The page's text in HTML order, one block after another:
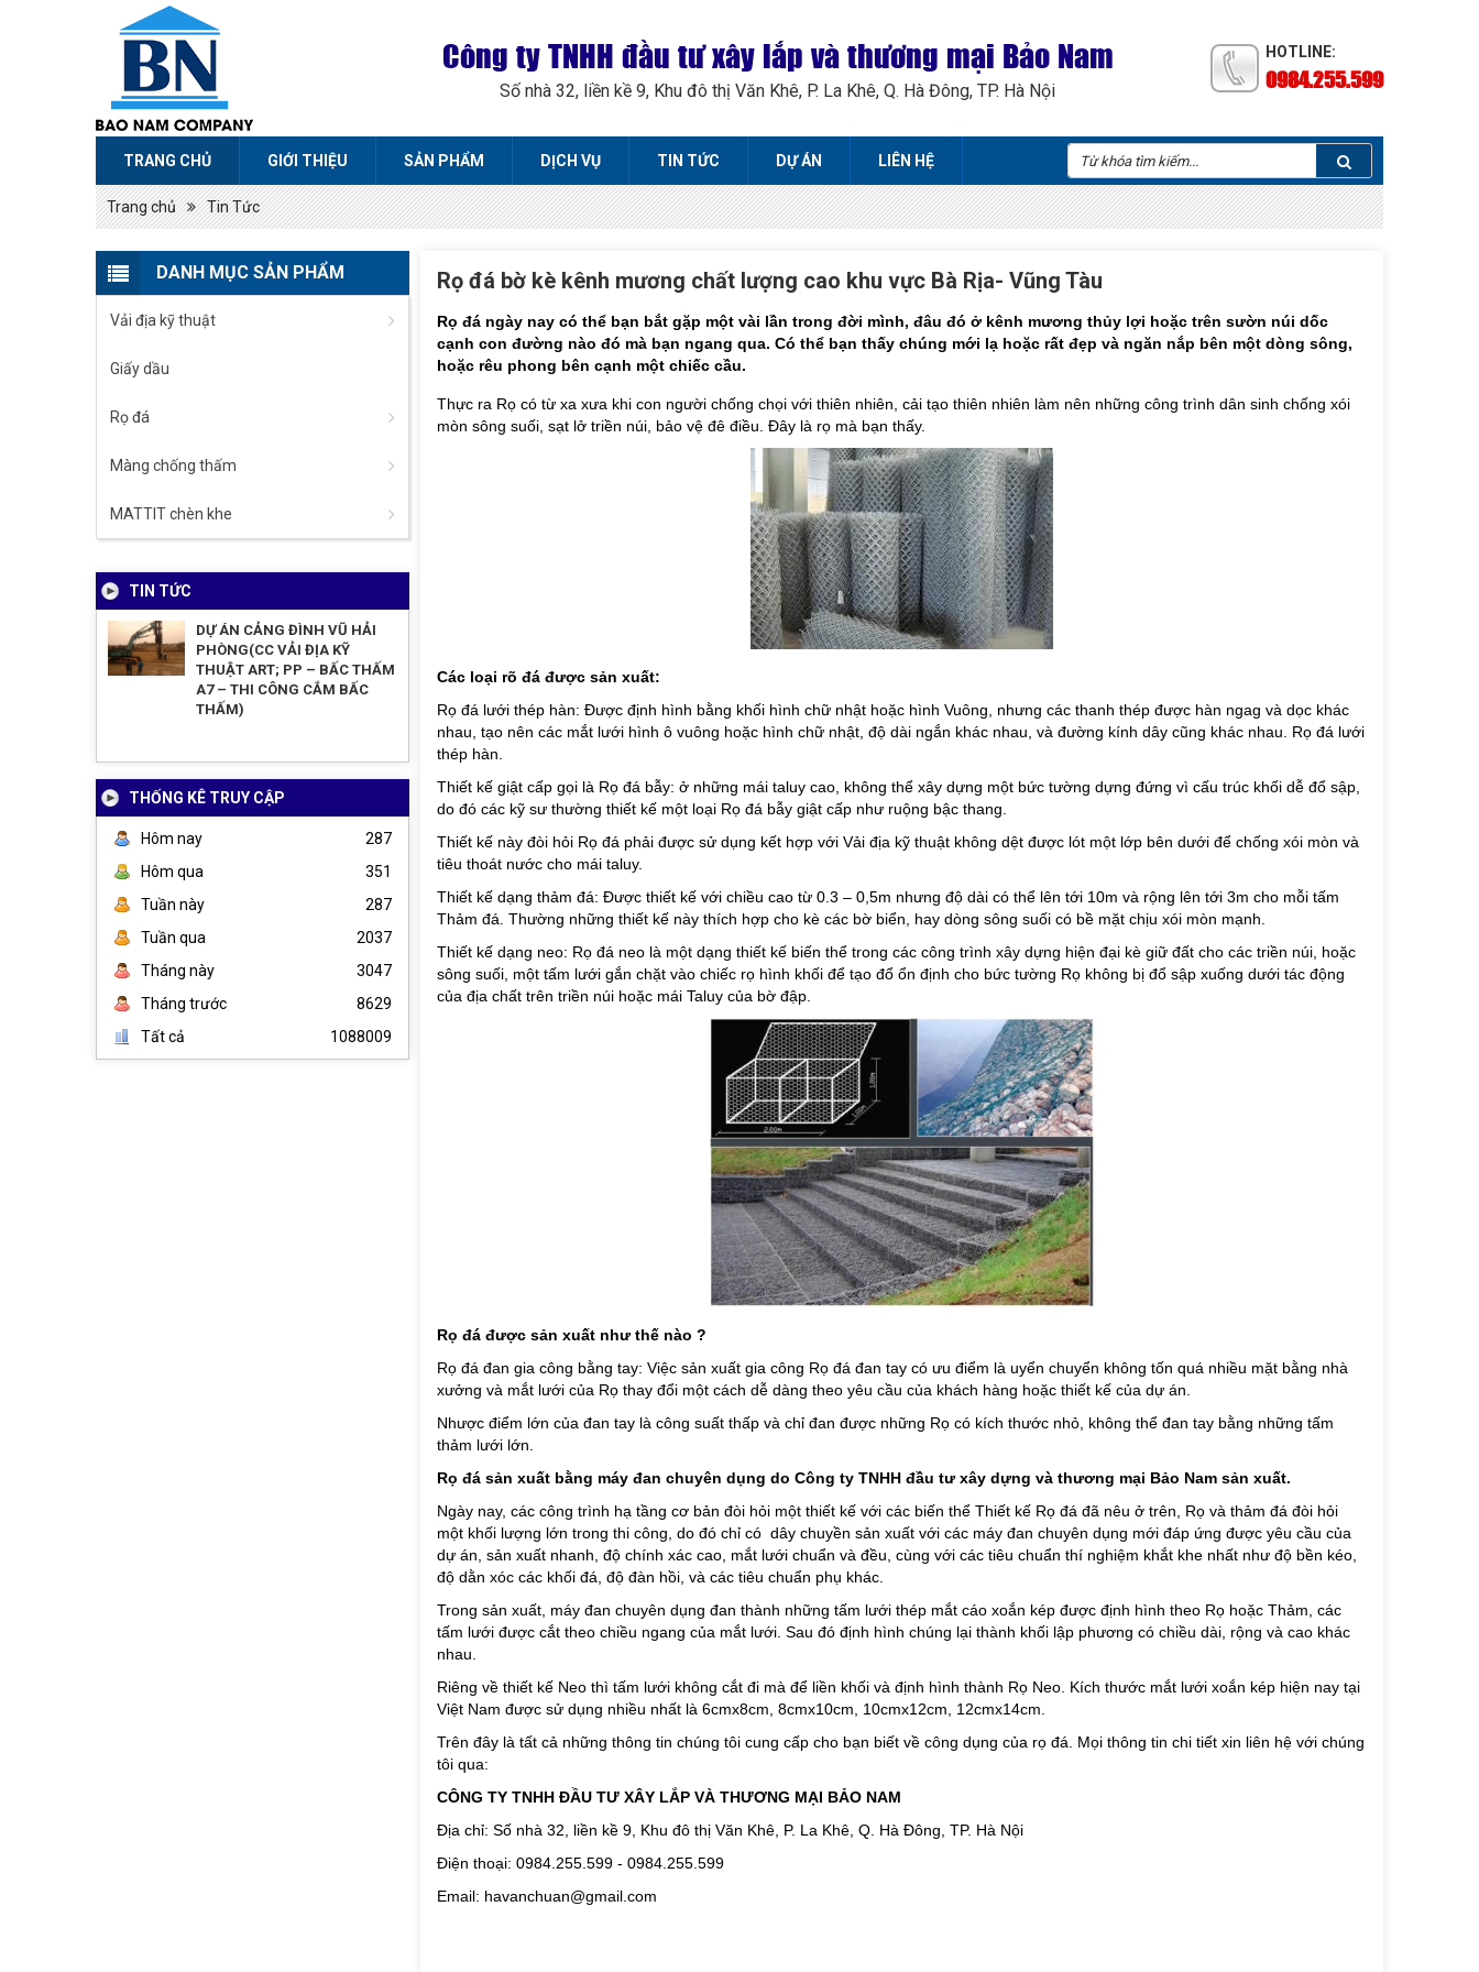
Công ty TNHH đầu tư xây lắp và thương mại Bảo Nam
Số nhà 32, liền kề 9, Khu đô thị Văn Khê, P. La Khê, Q. Hà Đông, TP. Hà Nội
HOTLINE:
0984.255.599
TRANG CHỦ GIỚI THIỆU SẢN PHẨM DỊCH VỤ TIN TỨC DỰ ÁN LIÊN HỆ
Trang chủ Tin Tức
DANH MỤC SẢN PHẨM
Vải địa kỹ thuật
Giấy dầu
Rọ đá
Màng chống thấm
MATTIT chèn khe
TIN TỨC
DỰ ÁN CẢNG ĐÌNH VŨ HẢI
PHÒNG(CC VẢI ĐỊA KỸ
THUẬT ART; PP – BẤC THẤM
A7 – THI CÔNG CẮM BẤC
THẤM)
THỐNG KÊ TRUY CẬP
Hôm nay
287
Hôm qua
351
Tuần này
287
Tuần qua
2037
Tháng này
3047
Tháng trước
8629
Tất cả
1088009
Rọ đá bờ kè kênh mương chất lượng cao khu vực Bà Rịa- Vũng Tàu
Rọ đá ngày nay có thể bạn bắt gặp một vài lần trong đời mình, đâu đó ở kênh mương thủy lợi hoặc trên sườn núi dốc
cạnh con đường nào đó mà bạn ngang qua. Có thể bạn thấy chúng mới lạ hoặc rất đẹp và ngăn nắp bên một dòng sông,
hoặc rêu phong bên cạnh một chiếc cầu.
Thực ra Rọ có từ xa xưa khi con người chống chọi với thiên nhiên, cải tạo thiên nhiên làm nên những công trình dân sinh chống xói
mòn sông suối, sạt lở triền núi, bảo vệ đê điều. Đây là rọ mà bạn thấy.
Các loại rõ đá được sản xuất:
Rọ đá lưới thép hàn: Được định hình bằng khối hình chữ nhật hoặc hình Vuông, nhưng các thanh thép được hàn ngag và dọc khác
nhau, tạo nên các mắt lưới hình ô vuông hoặc hình chữ nhật, độ dài ngắn khác nhau, và đường kính dây cũng khác nhau. Rọ đá lưới
thép hàn.
Thiết kế giật cấp gọi là Rọ đá bẫy: ở những mái taluy cao, không thể xây dựng một bức tường dựng đứng vì cấu trúc khối dễ đổ sập,
do đó các kỹ sư thường thiết kế một loại Rọ đá bẫy giật cấp như ruộng bậc thang.
Thiết kế này đòi hỏi Rọ đá phải được sử dụng kết hợp với Vải địa kỹ thuật không dệt được lót một lớp bên dưới để chống xói mòn và
tiêu thoát nước cho mái taluy.
Thiết kế dạng thảm đá: Được thiết kế với chiều cao từ 0.3 – 0,5m nhưng độ dài có thể lên tới 10m và rộng lên tới 3m cho mỗi tấm
Thảm đá. Thường những thiết kế này thích hợp cho kè các bờ biển, hay dòng sông suối có bề mặt chịu xói mòn mạnh.
Thiết kế dạng neo: Rọ đá neo là một dạng thiết kế biến thể trong các công trình xây dựng hiện đại kè giữ đất cho các triền núi, hoặc
sông suối, một tấm lưới gắn chặt vào chiếc rọ hình khối để tạo đổ ổn định cho bức tường Rọ không bị đổ sập xuống dưới tác động
của địa chất trên triền núi hoặc mái Taluy của bờ đập.
Rọ đá được sản xuất như thế nào ?
Rọ đá đan gia công bằng tay: Việc sản xuất gia công Rọ đá đan tay có ưu điểm là uyển chuyển không tốn quá nhiều mặt bằng nhà
xưởng và mắt lưới của Rọ thay đổi một cách dễ dàng theo yêu cầu của khách hàng hoặc thiết kế của dự án.
Nhược điểm lớn của đan tay là công suất thấp và chỉ đan được những Rọ có kích thước nhỏ, không thể đan tay bằng những tấm
thảm lưới lớn.
Rọ đá sản xuất bằng máy đan chuyên dụng do Công ty TNHH đầu tư xây dựng và thương mại Bảo Nam sản xuất.
Ngày nay, các công trình hạ tầng cơ bản đòi hỏi một thiết kế với các biến thể Thiết kế Rọ đá đã nêu ở trên, Rọ và thảm đá đòi hỏi
một khối lượng lớn trong thi công, do đó chỉ có dây chuyền sản xuất với các máy đan chuyên dụng mới đáp ứng được yêu cầu của
dự án, sản xuất nhanh, độ chính xác cao, mắt lưới chuẩn và đều, cùng với các tiêu chuẩn thí nghiệm khắt khe nhất như độ bền kéo,
độ dằn xóc các khối đá, độ đàn hồi, và các tiêu chuẩn phụ khác.
Trong sản xuất, máy đan chuyên dụng đan thành những tấm lưới thép mắt cáo xoắn kép được định hình theo Rọ hoặc Thảm, các
tấm lưới được cắt theo chiều ngang của mắt lưới. Sau đó định hình chúng lại thành khối lập phương có chiều dài, rộng và cao khác
nhau.
Riêng về thiết kế Neo thì tấm lưới không cắt đi mà để liền khối và định hình thành Rọ Neo. Kích thước mắt lưới xoắn kép hiện nay tại
Việt Nam được sử dụng nhiều nhất là 6cmx8cm, 8cmx10cm, 10cmx12cm, 12cmx14cm.
Trên đây là tất cả những thông tin chúng tôi cung cấp cho bạn biết về công dụng của rọ đá. Mọi thông tin chi tiết xin liên hệ với chúng
tôi qua:
CÔNG TY TNHH ĐẦU TƯ XÂY LẮP VÀ THƯƠNG MẠI BẢO NAM
Địa chỉ: Số nhà 32, liền kề 9, Khu đô thị Văn Khê, P. La Khê, Q. Hà Đông, TP. Hà Nội
Điện thoại: 0984.255.599 - 0984.255.599
Email: havanchuan@gmail.com